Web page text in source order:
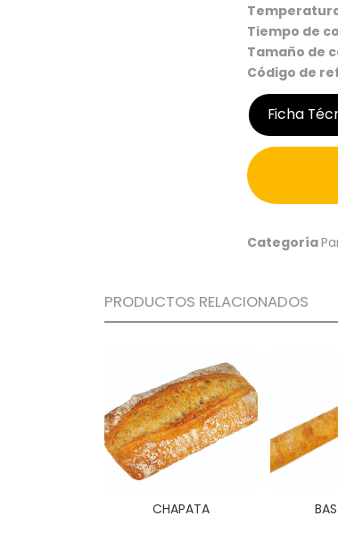
Tiempo de
Tamaño de
Código de
Ficha
Categoría
PRODUCTOS RELACIONADOS
CHAPATA